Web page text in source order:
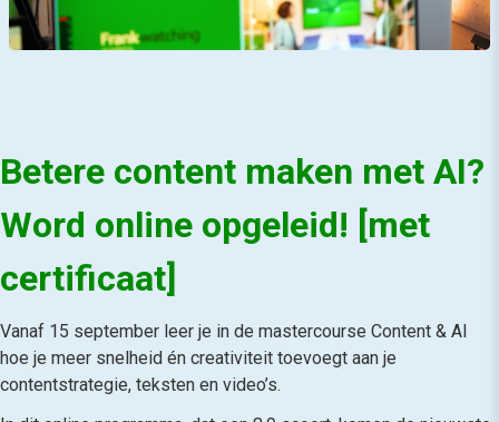
Betere content maken met AI?
Word online opgeleid! [met
certificaat]
Vanaf 15 september leer je in de mastercourse Content & AI
hoe je meer snelheid én creativiteit toevoegt aan je
contentstrategie, teksten en video’s.